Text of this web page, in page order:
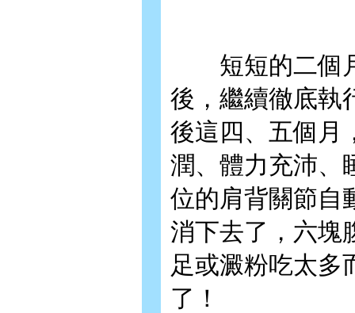
短短的二個月
後，繼續徹底執
後這四、五個月
潤、體力充沛、
位的肩背關節自
消下去了，六塊
足或澱粉吃太多
了！